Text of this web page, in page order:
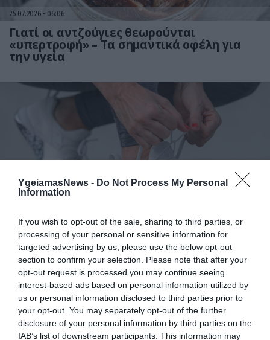
YgeiamasNews - Do Not Process My Personal
Information
If you wish to opt-out of the sale, sharing to third parties, or
processing of your personal or sensitive information for
targeted advertising by us, please use the below opt-out
section to confirm your selection. Please note that after your
opt-out request is processed you may continue seeing
interest-based ads based on personal information utilized by
us or personal information disclosed to third parties prior to
your opt-out. You may separately opt-out of the further
disclosure of your personal information by third parties on the
IAB’s list of downstream participants. This information may
25.07.2026 06:06
Γιατί οι αντζούγιες θεωρούνται
«υπερτροφή» – Τα σημαντικά οφέλη για
την υγεία
16.07.2026 00:01
Personal trainer αποκαλύπτει: Αυτό είναι
το λάθος με τα παπούτσια που αυξάνει
τον κίνδυνο τραυματισμών